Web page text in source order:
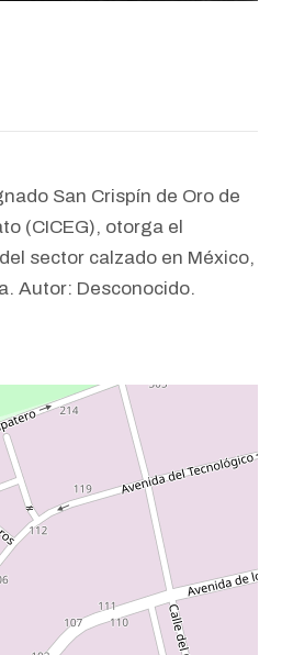
San Crispín de Oro de
(CICEG), otorga el
sector calzado en México,
Autor: Desconocido.